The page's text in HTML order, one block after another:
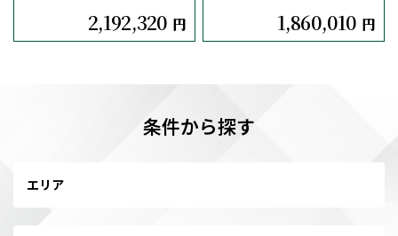
2,192,320 円 1,860,010 円
条件から探す
エリア